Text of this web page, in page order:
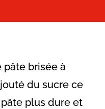
pâte brisée à
du sucre ce
plus dure et